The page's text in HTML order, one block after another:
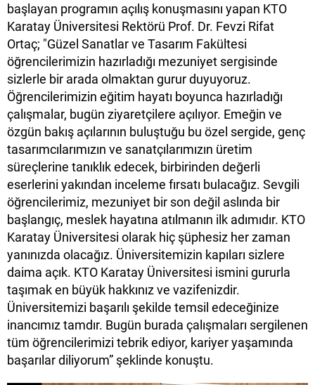
başlayan programın açılış konuşmasını yapan KTO
Karatay Üniversitesi Rektörü Prof. Dr. Fevzi Rifat
Ortaç; "Güzel Sanatlar ve Tasarım Fakültesi
öğrencilerimizin hazırladığı mezuniyet sergisinde
sizlerle bir arada olmaktan gurur duyuyoruz.
Öğrencilerimizin eğitim hayatı boyunca hazırladığı
çalışmalar, bugün ziyaretçilere açılıyor. Emeğin ve
özgün bakış açılarının buluştuğu bu özel sergide, genç
tasarımcılarımızın ve sanatçılarımızın üretim
süreçlerine tanıklık edecek, birbirinden değerli
eserlerini yakından inceleme fırsatı bulacağız. Sevgili
öğrencilerimiz, mezuniyet bir son değil aslında bir
başlangıç, meslek hayatına atılmanın ilk adımıdır. KTO
Karatay Üniversitesi olarak hiç şüphesiz her zaman
yanınızda olacağız. Üniversitemizin kapıları sizlere
daima açık. KTO Karatay Üniversitesi ismini gururla
taşımak en büyük hakkınız ve vazifenizdir.
Üniversitemizi başarılı şekilde temsil edeceğinize
inancımız tamdır. Bugün burada çalışmaları sergilenen
tüm öğrencilerimizi tebrik ediyor, kariyer yaşamında
başarılar diliyorum” şeklinde konuştu.